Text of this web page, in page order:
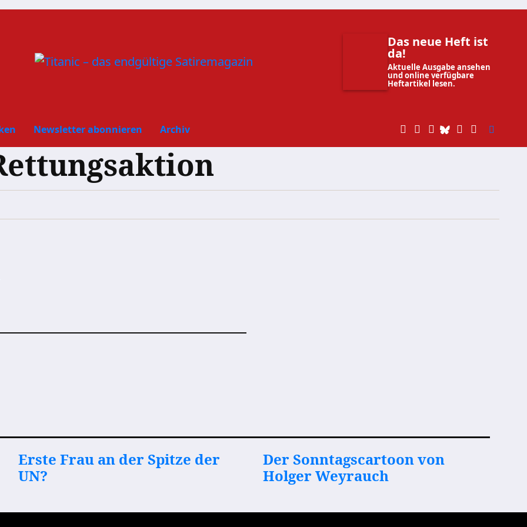
Das neue Heft ist
da!
Aktuelle Ausgabe ansehen
und online verfügbare
Heftartikel lesen.
Newsletter abonnieren Archiv
Erste Frau an der Spitze der
UN?
Der Sonntagscartoon von
Holger Weyrauch